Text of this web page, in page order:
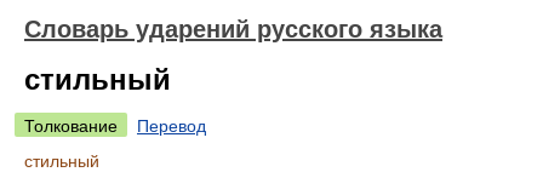
Словарь ударений русского языка
стильный
Толкование
Перевод
стильный